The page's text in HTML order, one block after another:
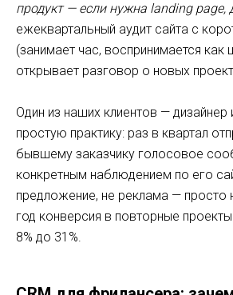
продукт — если нужна landing page,
ежеквартальный аудит сайта с
(занимает час, воспринимается как
открывает разговор о новых
Один из наших клиентов —
простую практику: раз в квартал
бывшему заказчику голосовое
конкретным наблюдением по его
предложение, не реклама — просто
год конверсия в повторные
8% до 31%.